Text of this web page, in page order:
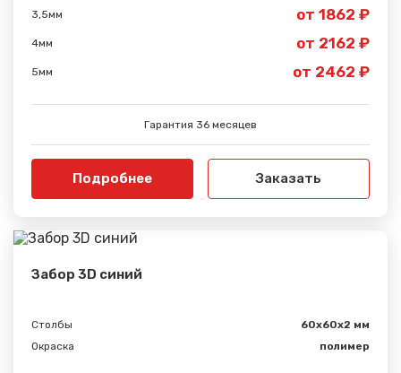
3,5мм от 1862 ₽
4мм от 2162 ₽
5мм от 2462 ₽
Гарантия 36 месяцев
Подробнее Заказать
Забор 3D синий
Столбы
60х60х2 мм
Окраска
полимер